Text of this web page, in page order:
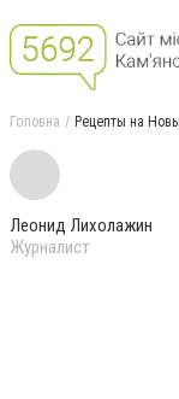
Головна Рецепты на
Леонид Лихолажин
Журналист